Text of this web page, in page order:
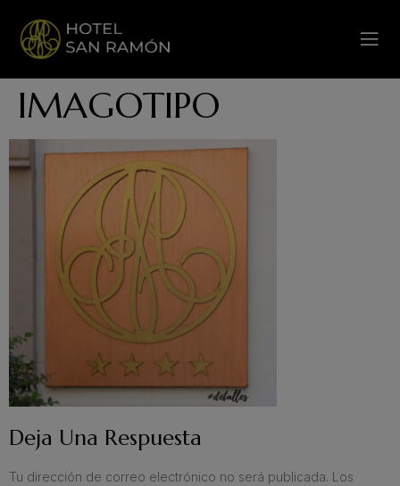
IMAGOTIPO
Deja Una Respuesta
Tu dirección de correo electrónico no será publicada. Los